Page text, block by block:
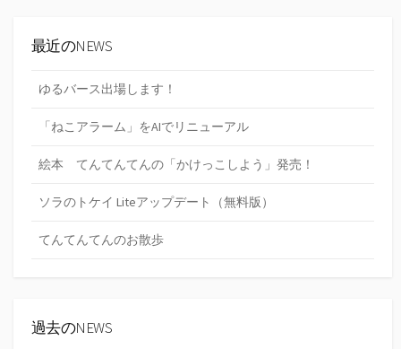
最近のNEWS
ゆるバース出場します！
「ねこアラーム」をAIでリニューアル
絵本 てんてんてんの「かけっこしよう」発売！
ソラのトケイ Liteアップデート（無料版）
てんてんてんのお散歩
過去のNEWS